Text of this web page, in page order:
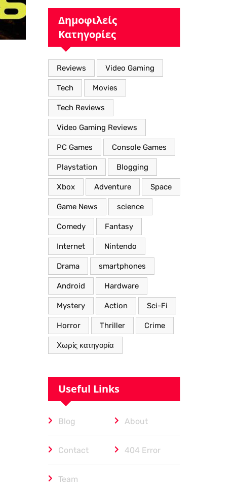
Κόσμο με Νέα
Βελτιωμένα
Χαρακτηριστικά”
Δημοφιλείς
Κατηγορίες
Reviews Video Gaming
Tech Movies
Tech Reviews
Video Gaming Reviews
PC Games Console Games
Playstation Blogging
Xbox Adventure Space
Game News science
Comedy Fantasy
Internet Nintendo
Drama smartphones
Android Hardware
Mystery Action Sci-Fi
Horror Thriller Crime
Χωρίς κατηγορία
Useful Links
Blog About
Contact 404 Error
Team